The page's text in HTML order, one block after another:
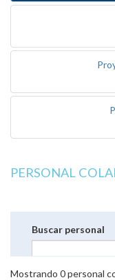
PERSONAL
Buscar personal
Mostrando 0personal